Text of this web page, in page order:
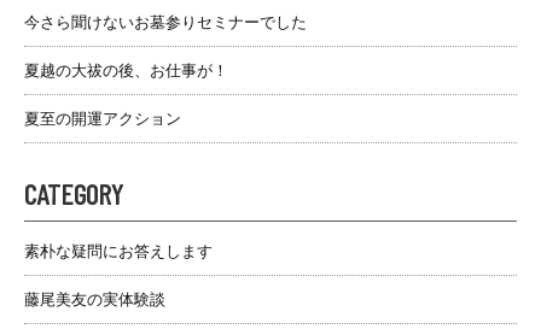
今さら聞けないお墓参りセミナーでした
夏越の大祓の後、お仕事が！
夏至の開運アクション
CATEGORY
素朴な疑問にお答えします
藤尾美友の実体験談